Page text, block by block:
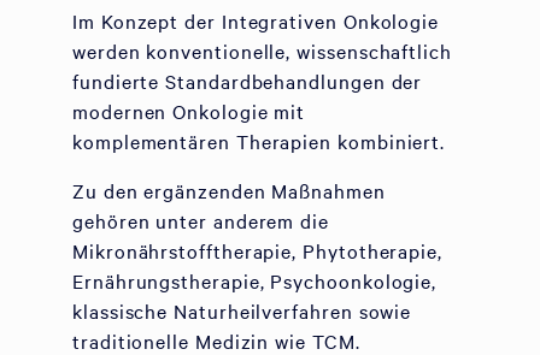
Im Konzept der Integrativen Onkologie
werden konventionelle, wissenschaftlich
fundierte Standardbehandlungen der
modernen Onkologie mit
komplementären Therapien kombiniert.
Zu den ergänzenden Maßnahmen
gehören unter anderem die
Mikronährstofftherapie, Phytotherapie,
Ernährungstherapie, Psychoonkologie,
klassische Naturheilverfahren sowie
traditionelle Medizin wie TCM.